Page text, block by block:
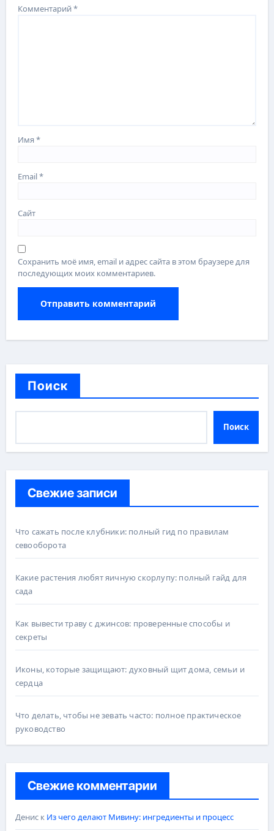
Комментарий*
Имя*
Email*
Сайт
Сохранить моё имя, email и адрес сайта в этом браузере для
последующих моих комментариев.
Поиск
Поиск
Свежие записи
Что сажать после клубники: полный гид по правилам
севооборота
Какие растения любят яичную скорлупу: полный гайд для
сада
Как вывести траву с джинсов: проверенные способы и
секреты
Иконы, которые защищают: духовный щит дома, семьи и
сердца
Что делать, чтобы не зевать часто: полное практическое
руководство
Свежие комментарии
Дениск Из чего делают Мивину: ингредиенты и процесс